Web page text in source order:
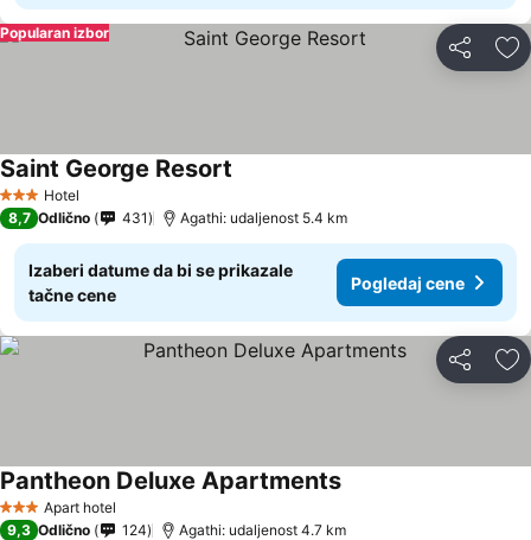
Deli
Popularan izbor
3 Zvezdice
Hotel
Saint George Resort
8,7 Odlično 431 Agathi: udaljenost 5.4 km
Izaberi datume da bi se prikazale
tačne cene
Pogledaj cene
Deli
3 ZvezdiceApart hotel
Pantheon Deluxe Apartments
9,3 Odlično 124 Agathi: udaljenost 4.7 km